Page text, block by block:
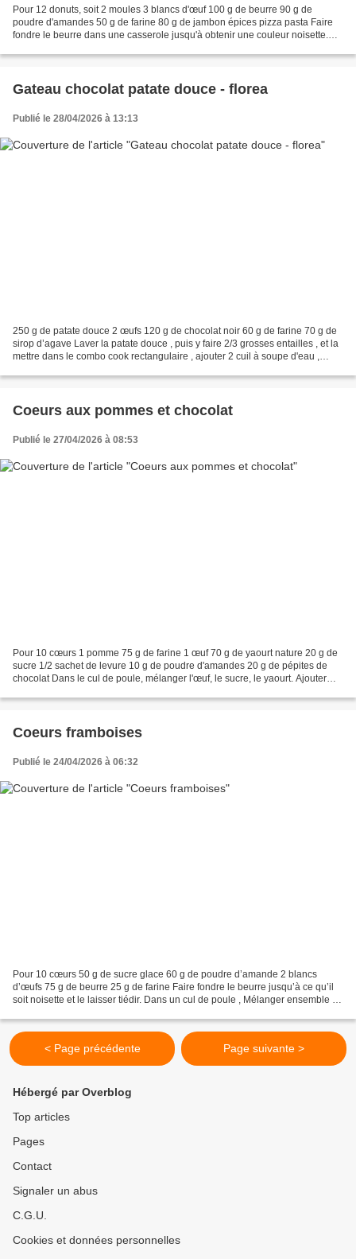
Pour 12 donuts, soit 2 moules 3 blancs d'œuf 100 g de beurre 90 g de
poudre d'amandes 50 g de farine 80 g de jambon épices pizza pasta Faire
fondre le beurre dans une casserole jusqu'à obtenir une couleur noisette.
Gateau chocolat patate douce - florea
Publié le 28/04/2026 à 13:13
250 g de patate douce 2 œufs 120 g de chocolat noir 60 g de farine 70 g de
sirop d’agave Laver la patate douce , puis y faire 2/3 grosses entailles , et la
mettre dans le combo cook rectangulaire , ajouter 2 cuil à soupe d'eau ,
Coeurs aux pommes et chocolat
Publié le 27/04/2026 à 08:53
Pour 10 cœurs 1 pomme 75 g de farine 1 œuf 70 g de yaourt nature 20 g de
sucre 1/2 sachet de levure 10 g de poudre d'amandes 20 g de pépites de
chocolat Dans le cul de poule, mélanger l'œuf, le sucre, le yaourt. Ajouter
Coeurs framboises
Publié le 24/04/2026 à 06:32
Pour 10 cœurs 50 g de sucre glace 60 g de poudre d’amande 2 blancs
d’œufs 75 g de beurre 25 g de farine Faire fondre le beurre jusqu’à ce qu’il
soit noisette et le laisser tiédir. Dans un cul de poule , Mélanger ensemble la
< Page précédente Page suivante >
Hébergé par Overblog
Top articles
Pages
Contact
Signaler un abus
C.G.U.
Cookies et données personnelles